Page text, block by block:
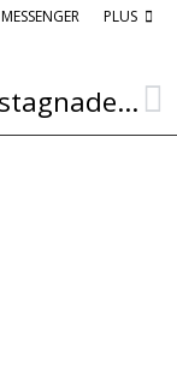
MESSENGER PLUS
Une Castagnade bien fraîche !